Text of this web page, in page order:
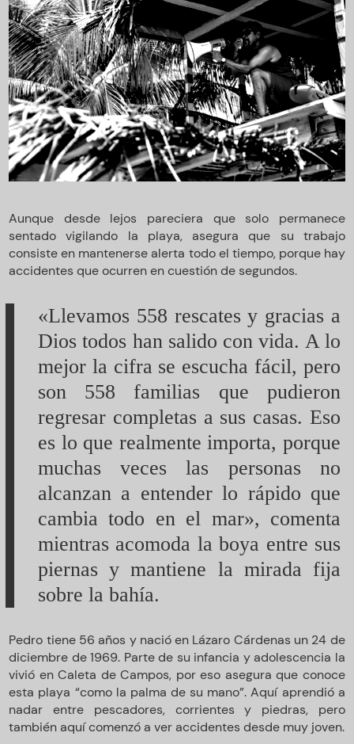
Aunque desde lejos pareciera que solo permanece
sentado vigilando la playa, asegura que su trabajo
consiste en mantenerse alerta todo el tiempo, porque hay
accidentes que ocurren en cuestión de segundos.
«Llevamos 558 rescates y gracias a
Dios todos han salido con vida. A lo
mejor la cifra se escucha fácil, pero
son 558 familias que pudieron
regresar completas a sus casas. Eso
es lo que realmente importa, porque
muchas veces las personas no
alcanzan a entender lo rápido que
cambia todo en el mar», comenta
mientras acomoda la boya entre sus
piernas y mantiene la mirada fija
sobre la bahía.
Pedro tiene 56 años y nació en Lázaro Cárdenas un 24 de
diciembre de 1969. Parte de su infancia y adolescencia la
vivió en Caleta de Campos, por eso asegura que conoce
esta playa “como la palma de su mano”. Aquí aprendió a
nadar entre pescadores, corrientes y piedras, pero
también aquí comenzó a ver accidentes desde muy joven.